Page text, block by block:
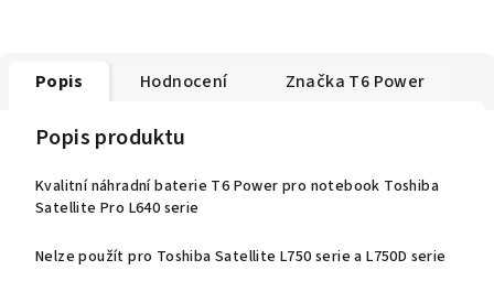
Popis Hodnocení Značka T6 Power
Popis produktu
Kvalitní náhradní baterie T6 Power pro notebook Toshiba
Satellite Pro L640 serie
Nelze použít pro Toshiba Satellite L750 serie a L750D serie